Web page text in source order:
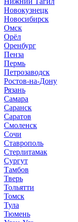
Новокузнецк
Новосибирск
Омск
Орёл
Оренбург
Пенза
Пермь
Петрозаводск
Ростов-на-Дону
Рязань
Самара
Саранск
Саратов
Смоленск
Сочи
Ставрополь
Стерлитамак
Сургут
Тамбов
Тверь
Тольятти
Томск
Тула
Тюмень